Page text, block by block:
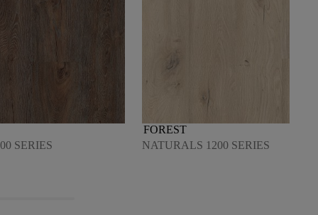
SERIES
FOREST
NATURALS 1200 SERIES